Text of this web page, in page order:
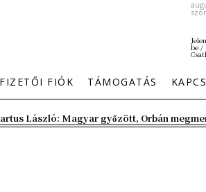
be /
FIÓK TÁMOGATÁS
László: Magyar győzött, Orbán